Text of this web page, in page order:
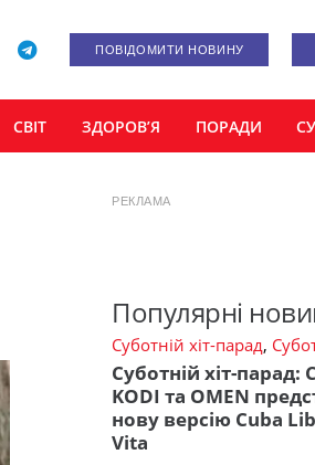
ПОВІДОМИТИ НОВИНУ
СВІТ ЗДОРОВ’Я ПОРАДИ
РЕКЛАМА
Популярні
Суботній хіт-парад,
Суботній хіт-парад:
KODI та OMEN
нову версію Cuba
Vita